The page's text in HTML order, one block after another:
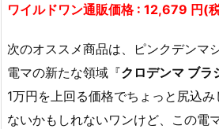
ワイルドワン通販価格 : 12,679 円(
次のオススメ商品は、ピンクデンマ
電マの新たな領域『クロデンマ ブラ
1万円を上回る価格でちょっと尻込み
ないかもしれないワンけど、この電